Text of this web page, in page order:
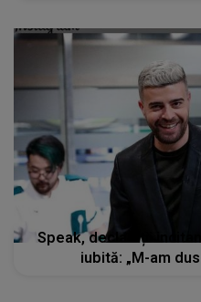
Speak, declarații
iubită: „M-am dus